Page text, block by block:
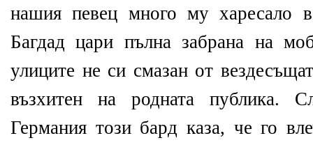
нашия певец много му харесало
Багдад цари пълна забрана на
улиците не си смазан от
възхитен на родната публика.
Германия този бард каза, че го